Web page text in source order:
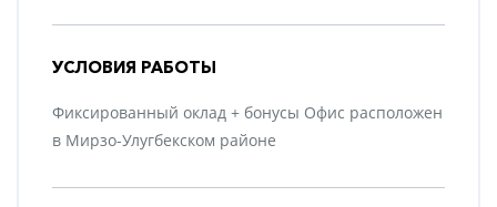
УСЛОВИЯ РАБОТЫ
Фиксированный оклад + бонусы Офис расположен
в Мирзо-Улугбекском районе